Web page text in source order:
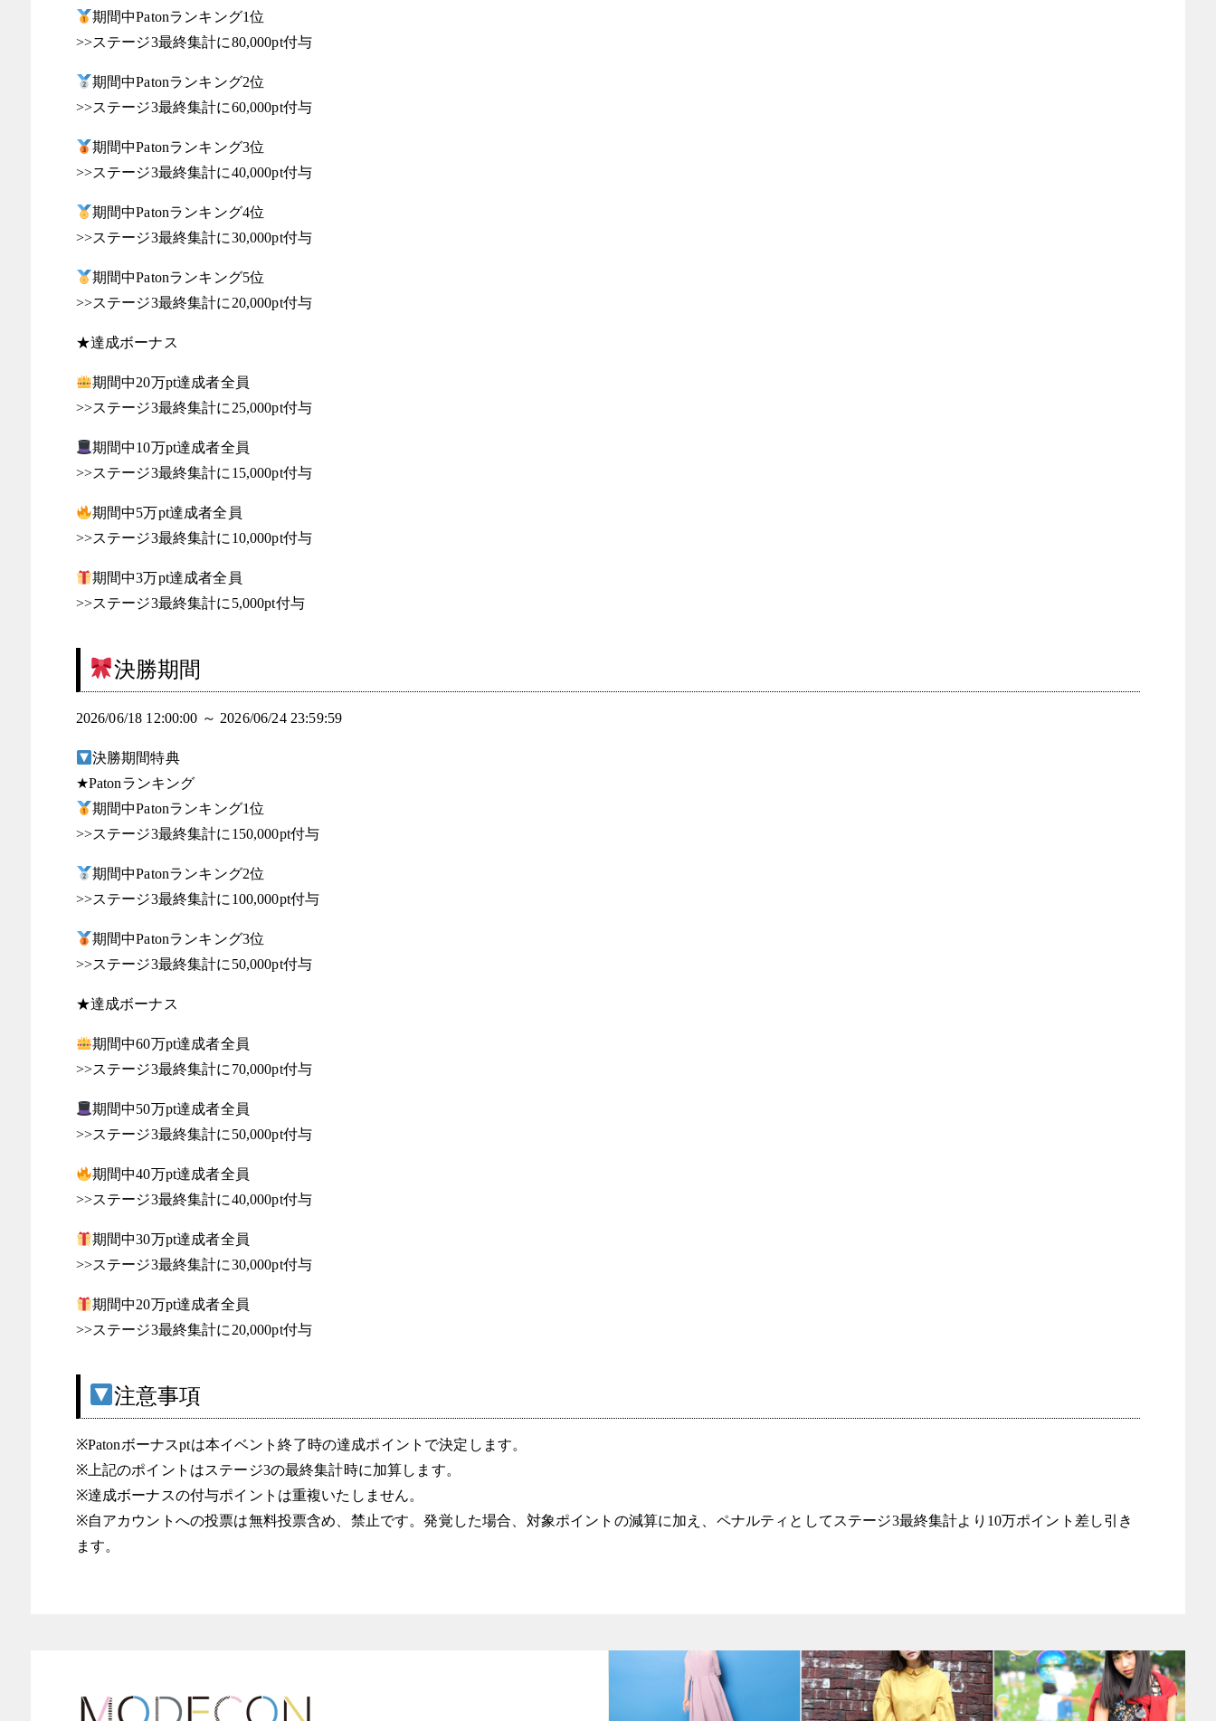
期間中Patonランキング1位
>>ステージ3最終集計に80,000pt付与
期間中Patonランキング2位
>>ステージ3最終集計に60,000pt付与
期間中Patonランキング3位
>>ステージ3最終集計に40,000pt付与
期間中Patonランキング4位
>>ステージ3最終集計に30,000pt付与
期間中Patonランキング5位
>>ステージ3最終集計に20,000pt付与
★達成ボーナス
期間中20万pt達成者全員
>>ステージ3最終集計に25,000pt付与
期間中10万pt達成者全員
>>ステージ3最終集計に15,000pt付与
期間中5万pt達成者全員
>>ステージ3最終集計に10,000pt付与
期間中3万pt達成者全員
>>ステージ3最終集計に5,000pt付与
決勝期間
2026/06/18 12:00:00 ～ 2026/06/24 23:59:59
決勝期間特典
★Patonランキング
期間中Patonランキング1位
>>ステージ3最終集計に150,000pt付与
期間中Patonランキング2位
>>ステージ3最終集計に100,000pt付与
期間中Patonランキング3位
>>ステージ3最終集計に50,000pt付与
★達成ボーナス
期間中60万pt達成者全員
>>ステージ3最終集計に70,000pt付与
期間中50万pt達成者全員
>>ステージ3最終集計に50,000pt付与
期間中40万pt達成者全員
>>ステージ3最終集計に40,000pt付与
期間中30万pt達成者全員
>>ステージ3最終集計に30,000pt付与
期間中20万pt達成者全員
>>ステージ3最終集計に20,000pt付与
注意事項
※Patonボーナスptは本イベント終了時の達成ポイントで決定します。
※上記のポイントはステージ3の最終集計時に加算します。
※達成ボーナスの付与ポイントは重複いたしません。
※自アカウントへの投票は無料投票含め、禁止です。発覚した場合、対象ポイントの減算に加え、ペナルティとしてステージ3最終集計より10万ポイント差し引き
ます。